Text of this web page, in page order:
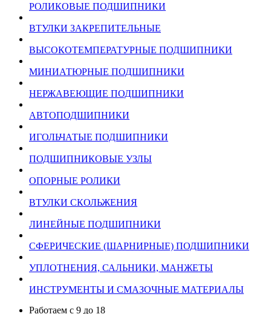
РОЛИКОВЫЕ ПОДШИПНИКИ
ВТУЛКИ ЗАКРЕПИТЕЛЬНЫЕ
ВЫСОКОТЕМПЕРАТУРНЫЕ ПОДШИПНИКИ
МИНИАТЮРНЫЕ ПОДШИПНИКИ
НЕРЖАВЕЮЩИЕ ПОДШИПНИКИ
АВТОПОДШИПНИКИ
ИГОЛЬЧАТЫЕ ПОДШИПНИКИ
ПОДШИПНИКОВЫЕ УЗЛЫ
ОПОРНЫЕ РОЛИКИ
ВТУЛКИ СКОЛЬЖЕНИЯ
ЛИНЕЙНЫЕ ПОДШИПНИКИ
СФЕРИЧЕСКИЕ (ШАРНИРНЫЕ) ПОДШИПНИКИ
УПЛОТНЕНИЯ, САЛЬНИКИ, МАНЖЕТЫ
ИНСТРУМЕНТЫ И СМАЗОЧНЫЕ МАТЕРИАЛЫ
Работаем с 9 до 18